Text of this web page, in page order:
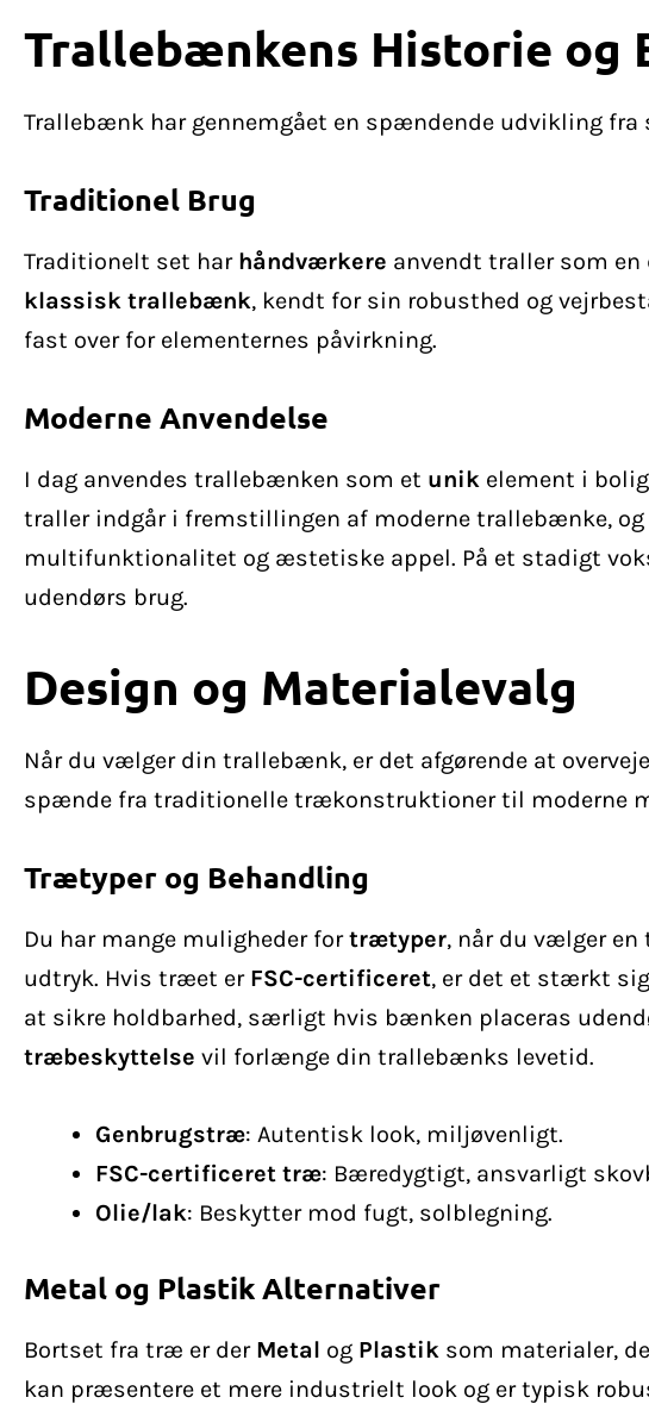
Trallebænkens Historie og
Trallebænk har gennemgået en spændende udvikling
Traditionel Brug
Traditionelt set har håndværkere anvendt traller som
klassisk trallebænk, kendt for sin robusthed og
fast over for elementernes påvirkning.
Moderne Anvendelse
I dag anvendes trallebænken som et unik element i
traller indgår i fremstillingen af moderne trallebænke,
multifunktionalitet og æstetiske appel. På et stadigt
udendørs brug.
Design og Materialevalg
Når du vælger din trallebænk, er det afgørende at
spænde fra traditionelle trækonstruktioner til moderne
Trætyper og Behandling
Du har mange muligheder fortrætyper, når du vælger
udtryk. Hvis træet er FSC-certificeret, er det et stærkt
at sikre holdbarhed, særligt hvis bænken placeras
træbeskyttelse vil forlænge din trallebænks levetid.
Genbrugstræ: Autentisk look, miljøvenligt.
FSC-certificeret træ: Bæredygtigt, ansvarligt
Olie/lak: Beskytter mod fugt, solblegning.
Metal og Plastik Alternativer
Bortset fra træ er der Metal og Plastik som materialer,
kan præsentere et mere industrielt look og er typisk